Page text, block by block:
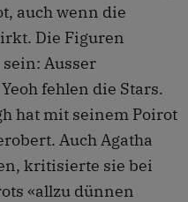
auch wenn die
Die Figuren
Ausser
fehlen die Stars.
hat mit seinem Poirot
Auch Agatha
kritisierte sie bei
«allzu dünnen